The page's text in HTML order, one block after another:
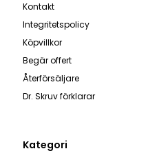
Kontakt
Integritetspolicy
Köpvillkor
Begär offert
Återförsäljare
Dr. Skruv förklarar
Kategori